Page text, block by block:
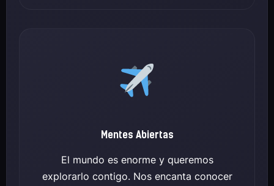
Mentes Abiertas
El mundo es enorme y queremos
explorarlo contigo. Nos encanta conocer